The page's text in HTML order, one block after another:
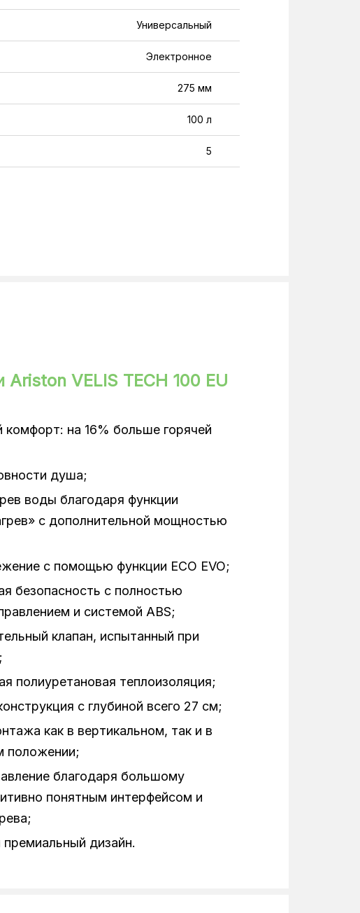
Универсальный
Электронное
275 мм
100 л
5
IPX4
2
VELIS TECH 100 EU
на 16% больше горячей
душа;
воды благодаря функции
с дополнительной мощностью
с помощью функции ECO EVO;
безопасность с полностью
и системой ABS;
клапан, испытанный при
полиуретановая теплоизоляция;
с глубиной всего 27 см;
как в вертикальном, так и в
положении;
благодаря большому
понятным интерфейсом и
премиальный дизайн.